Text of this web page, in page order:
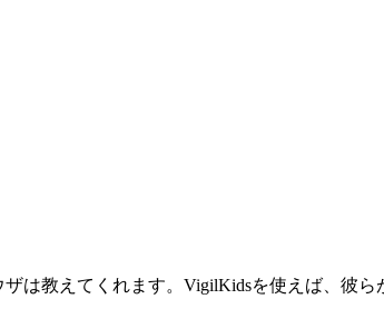
は教えてくれます。VigilKidsを使えば、彼